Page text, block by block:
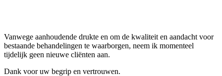
Vanwege aanhoudende drukte en om de kwaliteit en aandacht voor
bestaande behandelingen te waarborgen, neem ik momenteel
tijdelijk geen nieuwe cliënten aan.
Dank voor uw begrip en vertrouwen.